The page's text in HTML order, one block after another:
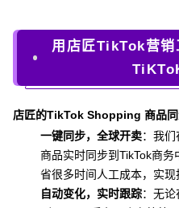
用店匠TikTok营销
店匠的TikTok Shopping 商品同
一键同步，全球开卖：我
商品实时同步到TikTok商
省很多时间人工成本，实现
自动变化，实时跟踪：无